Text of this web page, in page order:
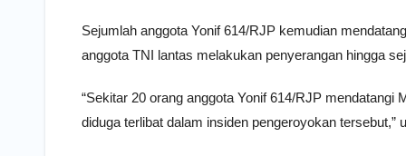
Sejumlah anggota Yonif 614/RJP kemudian
anggota TNI lantas melakukan penyerangan hingga
“Sekitar 20 orang anggota Yonif 614/RJP
diduga terlibat dalam insiden pengeroyokan tersebut,”